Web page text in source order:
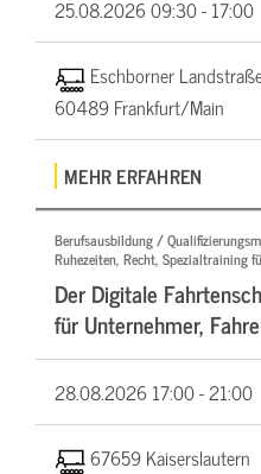
25.08.202609:30 - 17:00
Eschborner
60489 Frankfurt/Main
MEHR ERFAHREN
Berufsausbildung /
Ruhezeiten, Recht, Spezialtraining
Der Digitale
für Unternehmer,
28.08.2026 17:00 - 21:00
67659 Kaiserslautern